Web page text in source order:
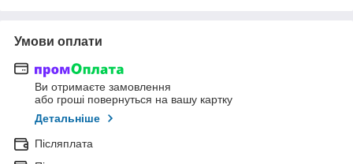
Умови оплати
Ви отримаєте замовлення
або гроші повернуться на вашу картку
Детальніше
Післяплата